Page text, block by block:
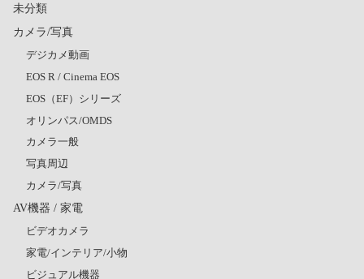
未分類
カメラ/写真
デジカメ動画
EOS R / Cinema EOS
EOS（EF）シリーズ
オリンパス/OMDS
カメラ一般
写真周辺
カメラ/写真
AV機器 / 家電
ビデオカメラ
家電/インテリア/小物
ビジュアル機器